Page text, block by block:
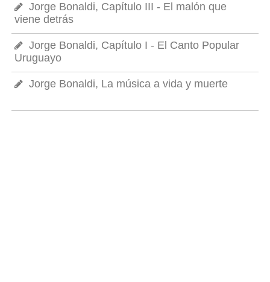
Jorge Bonaldi, Capítulo III - El malón que
viene detrás
Jorge Bonaldi, Capítulo I - El Canto Popular
Uruguayo
Jorge Bonaldi, La música a vida y muerte